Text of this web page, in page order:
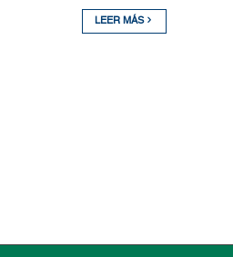
LEER MÁS